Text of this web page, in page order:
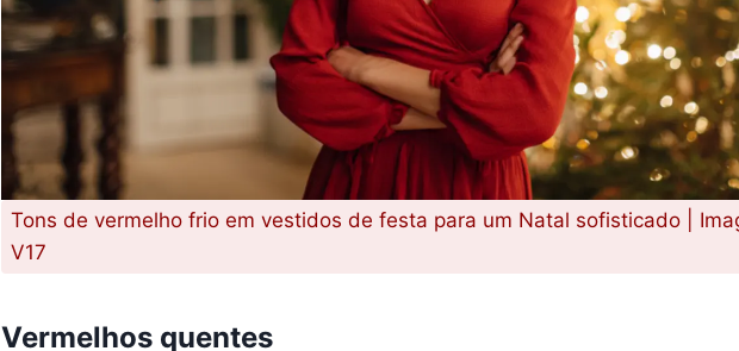
Tons de vermelho frio em vestidos de festa para um Natal sofisticado |
V17
Vermelhos quentes